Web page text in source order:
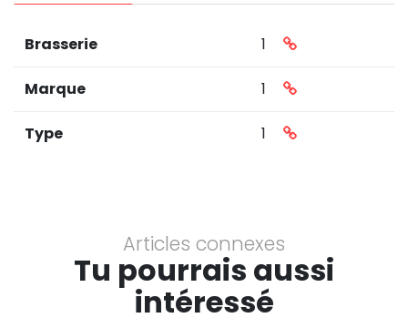
Brasserie 1
Marque 1
Type 1
Articles connexes
Tu pourrais aussi
intéressé